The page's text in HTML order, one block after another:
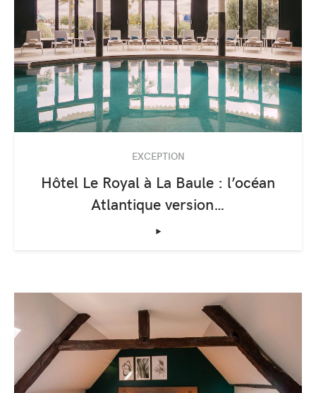
EXCEPTION
Hôtel Le Royal à La Baule : l’océan
Atlantique version…
‣